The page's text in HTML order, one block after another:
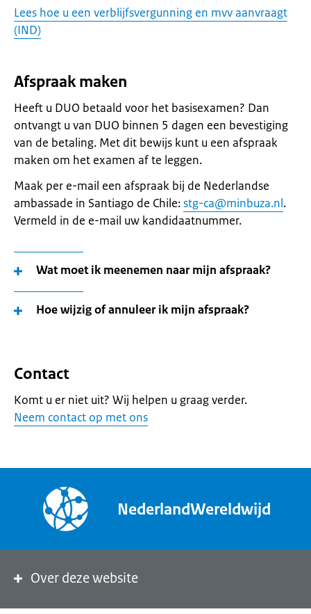
Lees hoe u een verblijfsvergunning en mvv aanvraagt
(IND)
Afspraak maken
Heeft u DUO betaald voor het basisexamen? Dan
ontvangt u van DUO binnen 5 dagen een bevestiging
van de betaling. Met dit bewijs kunt u een afspraak
maken om het examen af te leggen.
Maak per e-mail een afspraak bij de Nederlandse
ambassade in Santiago de Chile:stg-ca@minbuza.nl.
Vermeld in de e-mail uw kandidaatnummer.
Wat moet ik meenemen naar mijn afspraak?
Hoe wijzig of annuleer ik mijn afspraak?
Contact
Komt u er niet uit? Wij helpen u graag verder.
Neem contact op met ons
NederlandWereldwijd
Over deze website